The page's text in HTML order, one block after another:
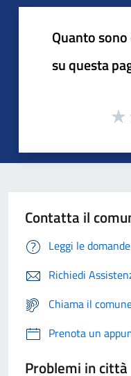
Quanto
su questa
Contatta il
Leggi le
Richiedi
Chiama il
Prenota un
Problemi in città